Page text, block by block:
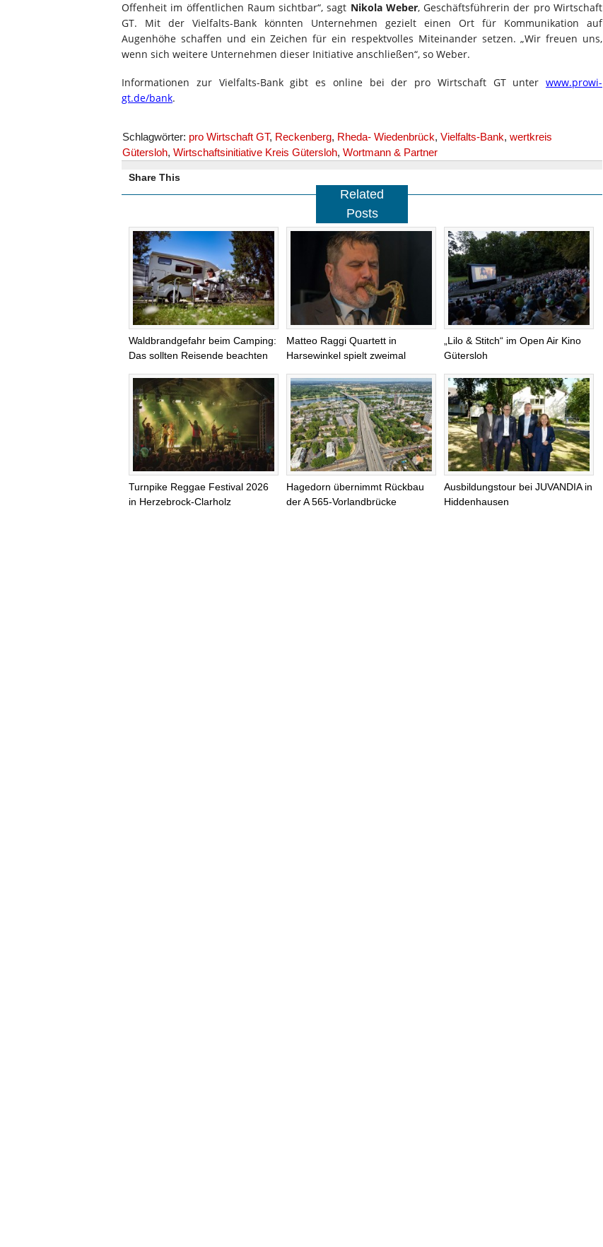
Offenheit im öffentlichen Raum sichtbar“, sagt Nikola Weber, Geschäftsführerin der pro Wirtschaft
GT. Mit der Vielfalts-Bank könnten Unternehmen gezielt einen Ort für Kommunikation auf
Augenhöhe schaffen und ein Zeichen für ein respektvolles Miteinander setzen. „Wir freuen uns,
wenn sich weitere Unternehmen dieser Initiative anschließen“, so Weber.
Informationen zur Vielfalts-Bank gibt es online bei der pro Wirtschaft GT unter www.prowi-
gt.de/bank.
Schlagwörter: pro Wirtschaft GT, Reckenberg, Rheda- Wiedenbrück, Vielfalts-Bank, wertkreis
Gütersloh, Wirtschaftsinitiative Kreis Gütersloh, Wortmann & Partner
Share This
Related
Posts
Waldbrandgefahr beim Camping:
Das sollten Reisende beachten
Matteo Raggi Quartett in
Harsewinkel spielt zweimal
„Lilo & Stitch“ im Open Air Kino
Gütersloh
Turnpike Reggae Festival 2026
in Herzebrock-Clarholz
Hagedorn übernimmt Rückbau
der A 565-Vorlandbrücke
Ausbildungstour bei JUVANDIA in
Hiddenhausen